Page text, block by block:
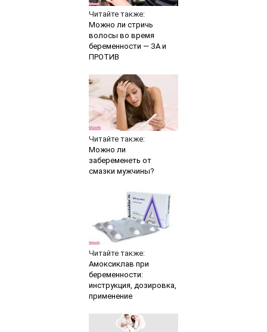
Читайте также:
Можно ли стричь
волосы во время
беременности — ЗА и
ПРОТИВ
Читайте также:
Можно ли
забеременеть от
смазки мужчины?
Читайте также:
Амоксиклав при
беременности:
инструкция, дозировка,
применение